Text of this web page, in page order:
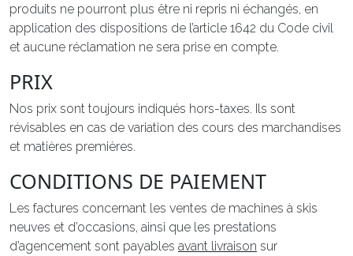
produits ne pourront plus être ni repris ni échangés, en
application des dispositions de l’article 1642 du Code civil
et aucune réclamation ne sera prise en compte.
PRIX
Nos prix sont toujours indiqués hors-taxes. Ils sont
révisables en cas de variation des cours des marchandises
et matières premières.
CONDITIONS DE PAIEMENT
Les factures concernant les ventes de machines à skis
neuves et d’occasions, ainsi que les prestations
d’agencement sont payables avant livraison sur